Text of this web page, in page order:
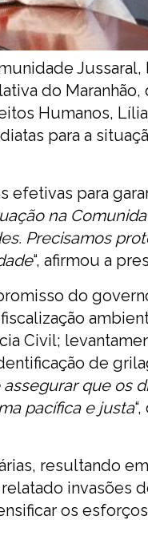
Jussaral,
do
Humanos,
para a
efetivas para
na
Precisamos
“, afirmou a
do
Civil;
de
que os
pacífica e justa
resultando
invasões
os